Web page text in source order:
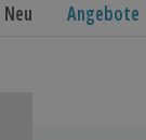
Neu Angebote